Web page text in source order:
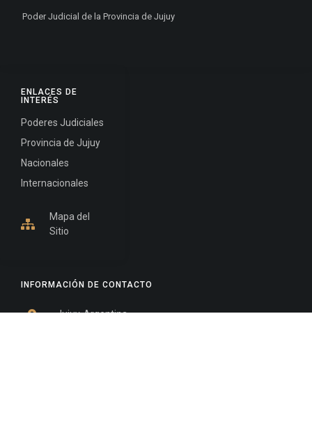
INFORMACIÓN DE CONTACTO
Jujuy, Argentina
ENLACES DE
INTERÉS
Poderes Judiciales
Provincia de Jujuy
Nacionales
Internacionales
Mapa del
Sitio
Poder Judicial de la Provincia de Jujuy